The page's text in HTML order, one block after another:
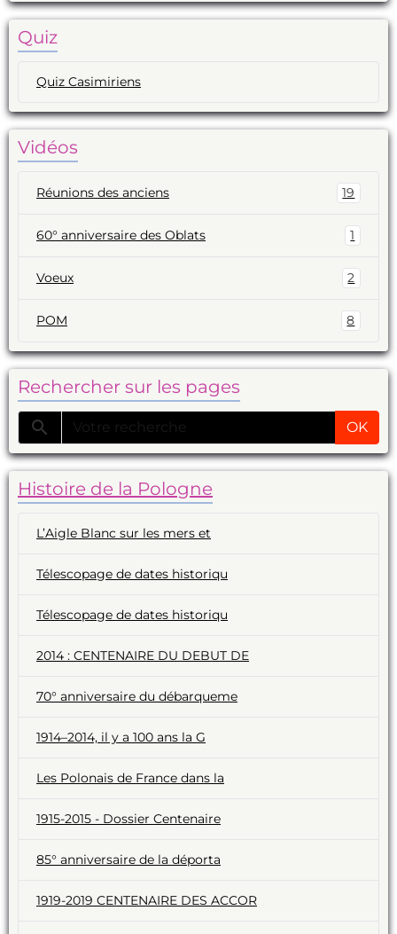
Quiz
Quiz Casimiriens
Vidéos
Réunions des anciens 19
60° anniversaire des Oblats 1
Voeux 2
POM 8
Rechercher sur les pages
OK
Histoire de la Pologne
L’Aigle Blanc sur les mers et
Télescopage de dates historiqu
Télescopage de dates historiqu
2014 : CENTENAIRE DU DEBUT DE
70° anniversaire du débarqueme
1914–2014, il y a 100 ans la G
Les Polonais de France dans la
1915-2015 - Dossier Centenaire
85° anniversaire de la déporta
1919-2019 CENTENAIRE DES ACCOR